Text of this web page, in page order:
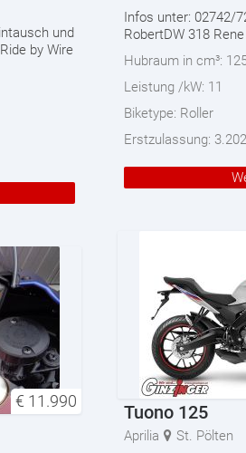
und
by Wire
Infos unter: 02742/
RobertDW 318 Rene
Hubraum in cm³:
Leistung /kW: 11
Biketype: Roller
Erstzulassung:
Tuono 125
Aprilia
St. Pölten
€ 11.990